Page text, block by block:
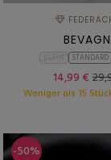
STANDARD
14,99 €
Weniger als 15
-50%